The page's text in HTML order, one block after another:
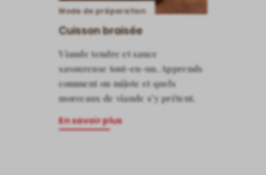
Mode de préparation
Cuisson braisée
Viande tendre et sauce
savoureuse tout-en-un. Apprends
comment on mijote et quels
morceaux de viande s’y prêtent.
En savoir plus